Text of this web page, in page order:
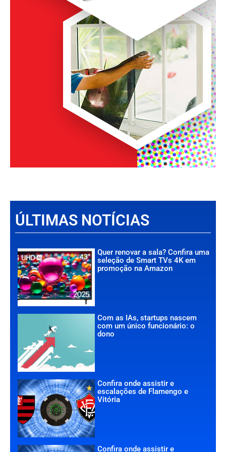
ÚLTIMAS NOTÍCIAS
Quer renovar a sala? Confira uma
seleção de Smart TVs 4K em
promoção na Amazon
Com as IAs, startups nascem
com um único funcionário: o
dono
Confira onde assistir e
escalações de Flamengo e
Vitória
Confira onde assistir e